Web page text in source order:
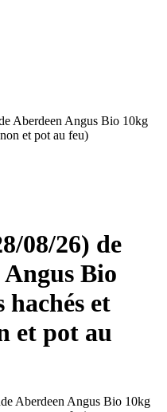
Aberdeen Angus Bio 10kg
et pot au feu)
08/26) de
Bio
hachés et
et pot au